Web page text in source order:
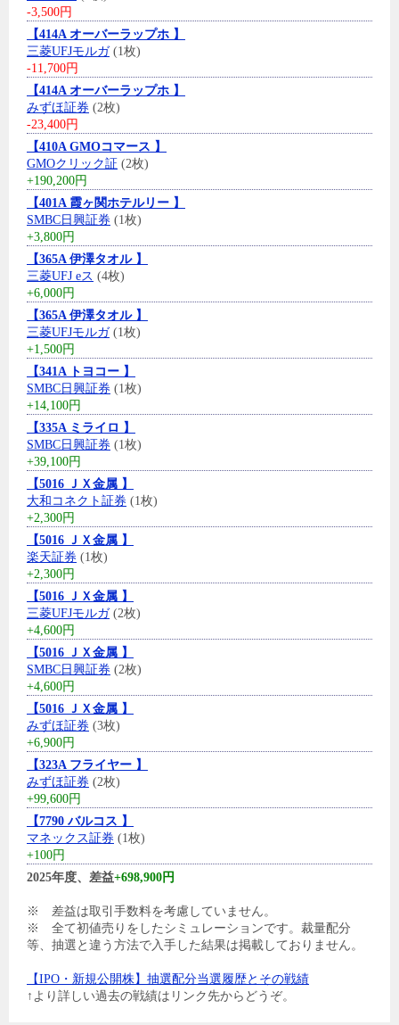
-3,500円
【414A オーバーラップホ 】
三菱UFJモルガ(1枚)
-11,700円
【414A オーバーラップホ 】
みずほ証券 (2枚)
-23,400円
【410A GMOコマース 】
GMOクリック証 (2枚)
+190,200円
【401A 霞ヶ関ホテルリー 】
SMBC日興証券 (1枚)
+3,800円
【365A 伊澤タオル 】
三菱UFJ eス (4枚)
+6,000円
【365A 伊澤タオル 】
三菱UFJモルガ(1枚)
+1,500円
【341A トヨコー 】
SMBC日興証券 (1枚)
+14,100円
【335A ミライロ 】
SMBC日興証券 (1枚)
+39,100円
【5016 ＪＸ金属 】
大和コネクト証券 (1枚)
+2,300円
【5016 ＪＸ金属 】
楽天証券 (1枚)
+2,300円
【5016 ＪＸ金属 】
三菱UFJモルガ(2枚)
+4,600円
【5016 ＪＸ金属 】
SMBC日興証券 (2枚)
+4,600円
【5016 ＪＸ金属 】
みずほ証券 (3枚)
+6,900円
【323A フライヤー 】
みずほ証券 (2枚)
+99,600円
【7790 バルコス 】
マネックス証券 (1枚)
+100円
2025年度、差益+698,900円
※ 差益は取引手数料を考慮していません。
※ 全て初値売りをしたシミュレーションです。裁量配分
等、抽選と違う方法で入手した結果は掲載しておりません。
【IPO・新規公開株】抽選配分当選履歴とその戦績
↑より詳しい過去の戦績はリンク先からどうぞ。